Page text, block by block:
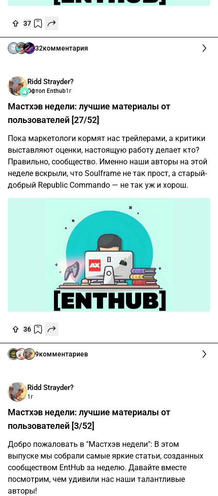
37
32комментария
Ridd Strayder?
Офтоп Enthub1г
Мастхэв недели: лучшие материалы от
пользователей [27/52]
Пока маркетологи кормят нас трейлерами, а критики
выставляют оценки, настоящую работу делает кто?
Правильно, сообщество. Именно наши авторы на этой
неделе вскрыли, что Soulframe не так прост, а старый-
добрый Republic Commando — не так уж и хорош.
36
9комментариев
Ridd Strayder?
1г
Мастхэв недели: лучшие материалы от
пользователей [3/52]
Добро пожаловать в "Мастхэв недели": В этом
выпуске мы собрали самые яркие статьи, созданных
сообществом EntHub за неделю. Давайте вместе
посмотрим, чем удивили нас наши талантливые
авторы!